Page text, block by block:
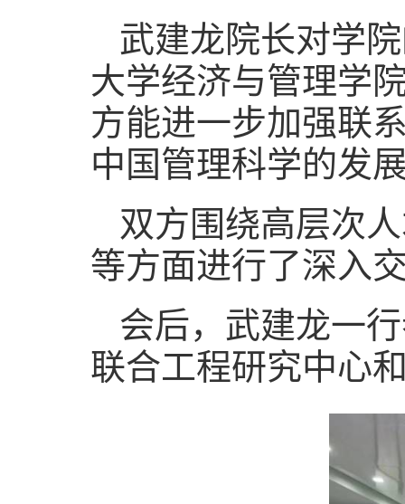
武建龙院长对学
大学经济与管理学
方能进一步加强联
中国管理科学的发
双方围绕高层次
等方面进行了深入
会后，武建龙一
联合工程研究中心